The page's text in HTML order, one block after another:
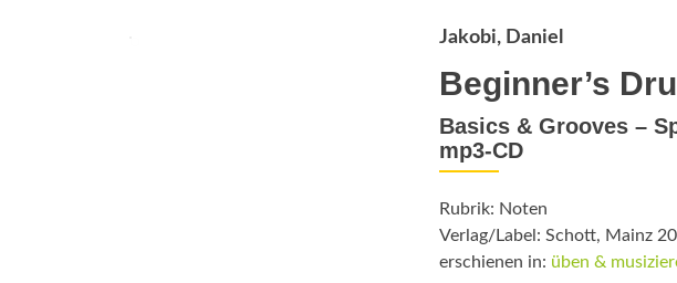
Jakobi, Daniel
Beginner’s
Basics & Grooves –
mp3-CD
Rubrik: Noten
Verlag/Label: Schott, Mainz
erschienen in: üben &